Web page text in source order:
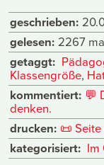
geschrieben:
gelesen: 2267
getaggt:
Klassengröße,
kommentiert: 💬
denken.
drucken: 📜
kategorisiert: Im